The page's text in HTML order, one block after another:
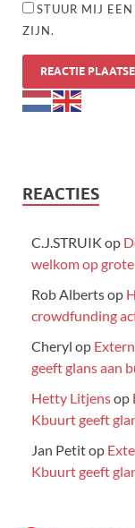
STUUR MIJ
ZIJN.
REACTIES
C.J.STRUIK op
welkom op
Rob Albertsop
crowdfunding
Cheryl op
geeft glans aan
Hetty Litjensop
Kbuurt geeft
Jan Petitop
Kbuurt geeft